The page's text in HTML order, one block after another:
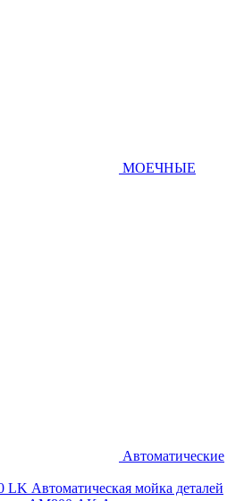
МОЕЧНЫЕ
Автоматические
LK Автоматическая мойка деталей